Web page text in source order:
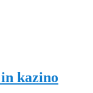
kazino